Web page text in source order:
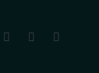
linkedIn youtube